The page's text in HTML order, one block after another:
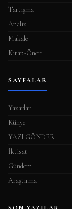
Tartışma
Analiz
Makale
Kitap-Öneri
SAYFALAR
Yazarlar
Künye
YAZI GÖNDER
İktisat
Gündem
Araştırma